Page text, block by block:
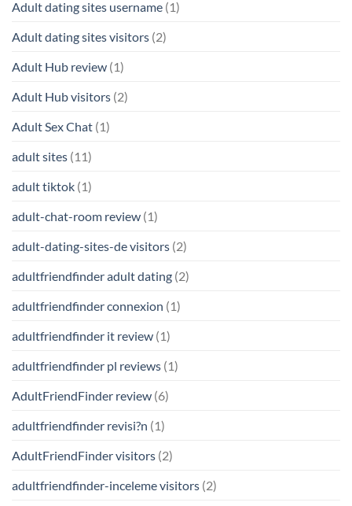
Adult dating sites username (1)
Adult dating sites visitors (2)
Adult Hub review (1)
Adult Hub visitors (2)
Adult Sex Chat (1)
adult sites (11)
adult tiktok (1)
adult-chat-room review (1)
adult-dating-sites-de visitors (2)
adultfriendfinder adult dating (2)
adultfriendfinder connexion (1)
adultfriendfinder it review (1)
adultfriendfinder pl reviews (1)
AdultFriendFinder review (6)
adultfriendfinder revisi?n (1)
AdultFriendFinder visitors (2)
adultfriendfinder-inceleme visitors (2)